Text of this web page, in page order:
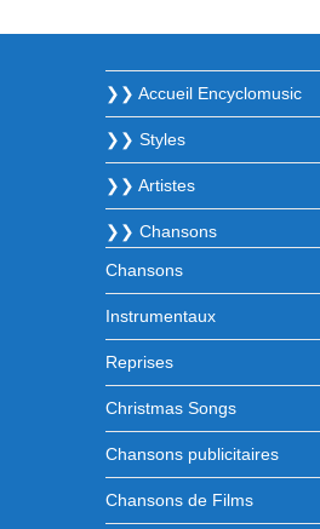
❯❯ Accueil Encyclomusic
❯❯ Styles
❯❯ Artistes
❯❯ Chansons
Chansons
Instrumentaux
Reprises
Christmas Songs
Chansons publicitaires
Chansons de Films